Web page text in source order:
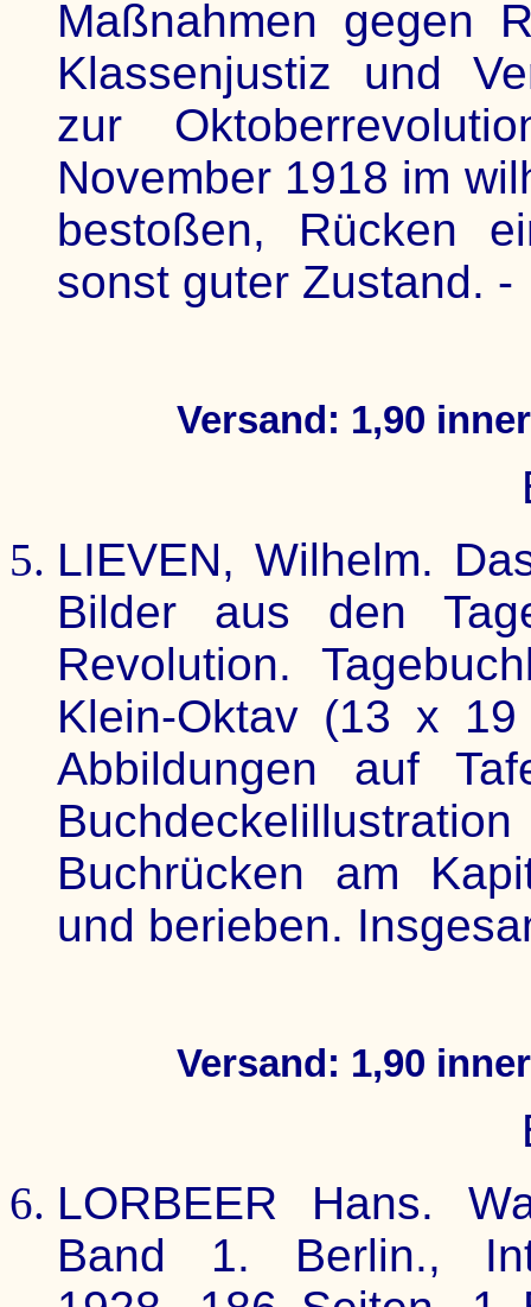
Maßnahmen gegen
Klassenjustiz und
zur
November 1918 im
bestoßen, Rücken
sonst guter Zustand. -
Versand: 1,90
LIEVEN, Wilhelm.
Bilder aus den
Revolution.
Klein-Oktav (13 x
Abbildungen auf
Buchrücken am
und berieben.
Versand: 1,90
LORBEER Hans.
Band 1. Berlin.,